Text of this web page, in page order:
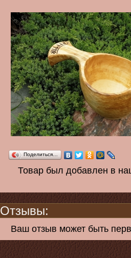
Поделиться…
Товар был добавлен в
Отзывы:
Ваш отзыв может быть